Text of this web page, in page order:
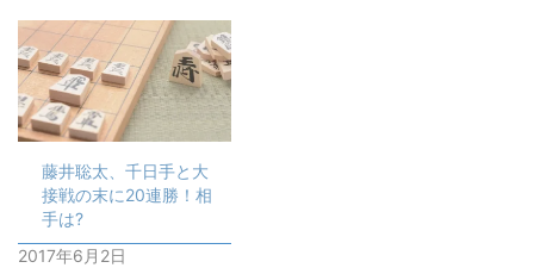
ド
ウ
で
開
き
ま
す
)
藤井聡太、千日手と大
接戦の末に20連勝！相
手は?
2017年6月2日